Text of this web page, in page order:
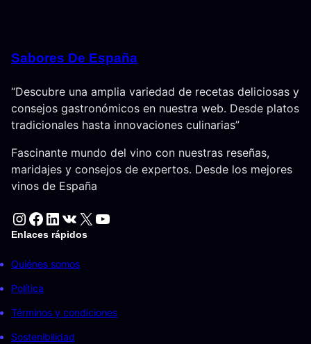
Sabores De España
“Descubre una amplia variedad de recetas deliciosas y
consejos gastronómicos en nuestra web. Desde platos
tradicionales hasta innovaciones culinarias”
Fascinante mundo del vino con nuestras reseñas,
maridajes y consejos de expertos. Desde los mejores
vinos de España
Instagram Facebook LinkedIn VK X YouTube
Enlaces rápidos
Quiénes somos
Política
Términos y condiciones
Sostenibilidad